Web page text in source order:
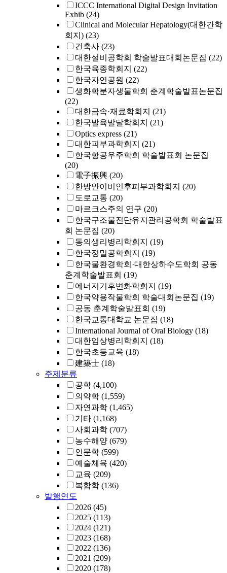
ICCC International Digital Design Invitation
Exhib (24)
Clinical and Molecular Hepatology(대한간학
회지) (23)
건축사 (23)
대한설비공학회 학술발표대회논문집 (22)
한국육종학회지 (22)
한국자연공원 (22)
생화학분자생물학회 춘계학술발표논문집
(22)
대한금속·재료학회지 (21)
한국발육발달학회지 (21)
Optics express (21)
대한피부과학회지 (21)
한국항공우주학회 학술발표회 논문집
(20)
電子振興 (20)
한방안이비인후피부과학회지 (20)
도로교통 (20)
마르크스주의 연구 (20)
한국구조물진단유지관리공학회 학술발표
회 논문집 (20)
동의생리병리학회지 (19)
한국정밀공학회지 (19)
한국물환경학회·대한상하수도학회 공동
춘계학술발표회 (19)
에너지기후변화학회지 (19)
한국약용작물학회 학술대회논문집 (19)
공동 춘계학술발표회 (19)
한국교통대학교 논문집 (18)
International Journal of Oral Biology (18)
대한임상병리학회지 (18)
한국초등교육 (18)
建築士 (18)
주제분류
공학 (4,100)
의약학 (1,559)
자연과학 (1,465)
기타 (1,168)
사회과학 (707)
농수해양 (679)
인문학 (599)
예술체육 (420)
교육 (209)
복합학 (136)
발행연도
2026 (45)
2025 (113)
2024 (121)
2023 (168)
2022 (136)
2021 (209)
2020 (178)